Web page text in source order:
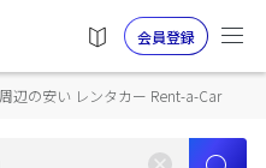
会員登録
辺の安い レンタカー Rent-a-Car